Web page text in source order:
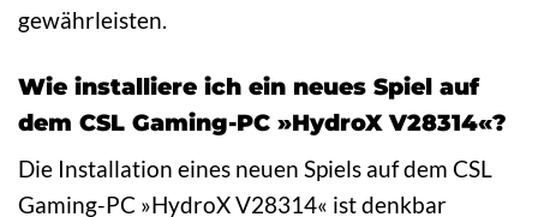
gewährleisten.
Wie installiere ich ein neues Spiel auf
dem CSL Gaming-PC »HydroX V28314«?
Die Installation eines neuen Spiels auf dem CSL
Gaming-PC »HydroX V28314« ist denkbar